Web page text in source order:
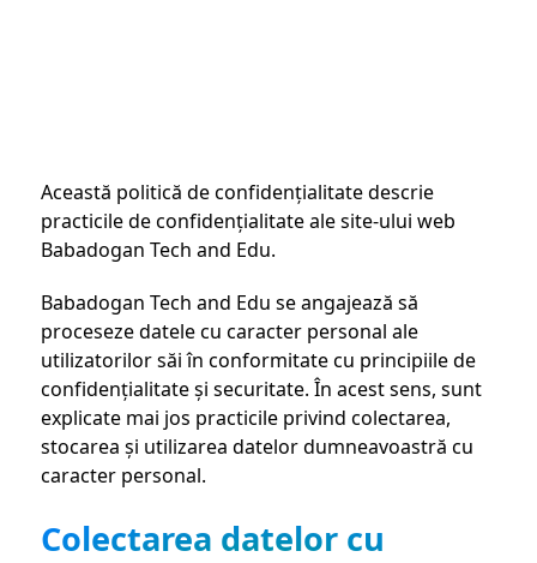
Această politică de confidențialitate descrie
practicile de confidențialitate ale site-ului web
Babadogan Tech and Edu.
Babadogan Tech and Edu se angajează să
proceseze datele cu caracter personal ale
utilizatorilor săi în conformitate cu principiile de
confidențialitate și securitate. În acest sens, sunt
explicate mai jos practicile privind colectarea,
stocarea și utilizarea datelor dumneavoastră cu
caracter personal.
Colectarea datelor cu